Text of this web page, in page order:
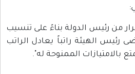
من رئيس الدولة بناءً على تنسيب
رئيس الهيئة راتباً يعادل الراتب
بالامتيازات الممنوحة له".